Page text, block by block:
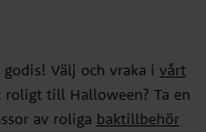
Välj och vraka i vårt
roligt till Halloween? Ta en
av roliga baktillbehör